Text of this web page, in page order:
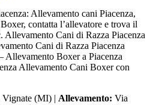
Allevamento cani Piacenza,
contatta l’allevatore e trova il
Cani di Razza Piacenza
Cani di Razza Piacenza
Allevamento Boxer a Piacenza
Allevamento Cani Boxer con
Vignate (MI) | Allevamento: Via